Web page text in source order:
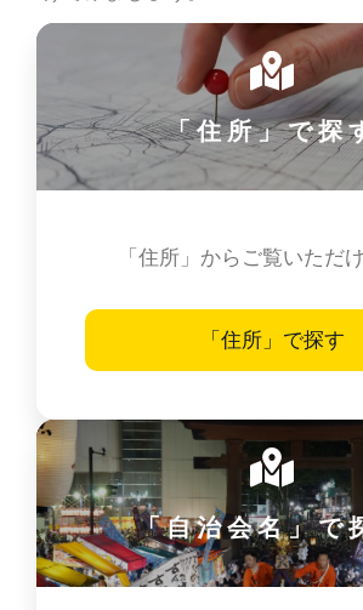
「住所」で探
「住所」からご覧いただけ
「住所」で探す
「自治会名」で